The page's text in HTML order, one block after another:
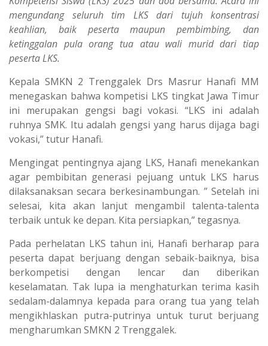
mengundang seluruh tim LKS dari tujuh konsentrasi
keahlian, baik peserta maupun pembimbing, dan
ketinggalan pula orang tua atau wali murid dari tiap
peserta LKS.
Kepala SMKN 2 Trenggalek Drs Masrur Hanafi MM
menegaskan bahwa kompetisi LKS tingkat Jawa Timur
ini merupakan gengsi bagi vokasi. “LKS ini adalah
ruhnya SMK. Itu adalah gengsi yang harus dijaga bagi
vokasi,” tutur Hanafi.
Mengingat pentingnya ajang LKS, Hanafi menekankan
agar pembibitan generasi pejuang untuk LKS harus
dilaksanaksan secara berkesinambungan. ” Setelah ini
selesai, kita akan lanjut mengambil talenta-talenta
terbaik untuk ke depan. Kita persiapkan,” tegasnya.
Pada perhelatan LKS tahun ini, Hanafi berharap para
peserta dapat berjuang dengan sebaik-baiknya, bisa
berkompetisi dengan lencar dan diberikan
keselamatan. Tak lupa ia menghaturkan terima kasih
sedalam-dalamnya kepada para orang tua yang telah
mengikhlaskan putra-putrinya untuk turut berjuang
mengharumkan SMKN 2 Trenggalek.